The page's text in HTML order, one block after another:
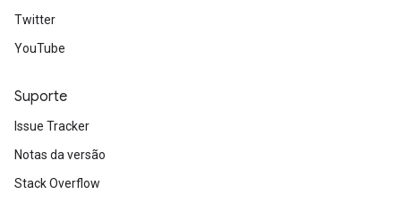
Twitter
YouTube
Suporte
Issue Tracker
Notas da versão
Stack Overflow